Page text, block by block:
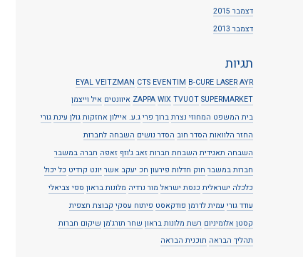
דצמבר 2015
דצמבר 2013
תגיות
AYR
B-CURE LASER
CTS EVENTIM
EYAL VEITZMAN
SUPERMARKET
TVUOT
WIX
ZAPPA איוונטים איל וייצמן
בית המשפט המחוזי נצרת ברוך פרי ג.ע. איילון אחזקות גולן עינת גורי
החזר הלוואות הסדר חוב הסדר נושים השבחה לחברות
השבחה תאגידית השבחת חברות זאב ג'וזף זאפה חברה במשבר
חברות במשבר חוק חדלות פירעון חכ יעקב אשר יונט קרדיט כל יכול
כלכלה ישראלית כנסת ישראל מור נרדיה מלונות בראון ספי צביאלי
עודד גורי עמית לדרמן פודקאסט פיתוח עסקי קבוצת תצפית
קסטן אלומיניום רשת מלונות בראון שחר תורג'מן שיקום חברות
תהליך הבראה תוכנית הבראה